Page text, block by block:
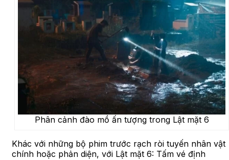
Phân cảnh đào mồ ấn tượng trong Lật mặt 6
Khác với những bộ phim trước rạch ròi tuyến nhân vật
chính hoặc phản diện, với Lật mặt 6: Tấm vé định